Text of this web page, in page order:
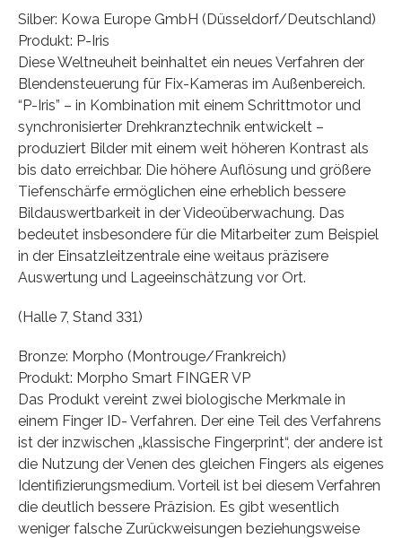
Silber: Kowa Europe GmbH (Düsseldorf/Deutschland)
Produkt: P-Iris
Diese Weltneuheit beinhaltet ein neues Verfahren der
Blendensteuerung für Fix-Kameras im Außenbereich.
“P-Iris” – in Kombination mit einem Schrittmotor und
synchronisierter Drehkranztechnik entwickelt –
produziert Bilder mit einem weit höheren Kontrast als
bis dato erreichbar. Die höhere Auflösung und größere
Tiefenschärfe ermöglichen eine erheblich bessere
Bildauswertbarkeit in der Videoüberwachung. Das
bedeutet insbesondere für die Mitarbeiter zum Beispiel
in der Einsatzleitzentrale eine weitaus präzisere
Auswertung und Lageeinschätzung vor Ort.
(Halle 7, Stand 331)
Bronze: Morpho (Montrouge/Frankreich)
Produkt: Morpho Smart FINGER VP
Das Produkt vereint zwei biologische Merkmale in
einem Finger ID- Verfahren. Der eine Teil des Verfahrens
ist der inzwischen „klassische Fingerprint“, der andere ist
die Nutzung der Venen des gleichen Fingers als eigenes
Identifizierungsmedium. Vorteil ist bei diesem Verfahren
die deutlich bessere Präzision. Es gibt wesentlich
weniger falsche Zurückweisungen beziehungsweise